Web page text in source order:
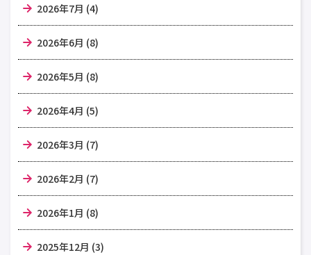
2026年7月 (4)
2026年6月 (8)
2026年5月 (8)
2026年4月 (5)
2026年3月 (7)
2026年2月 (7)
2026年1月 (8)
2025年12月 (3)